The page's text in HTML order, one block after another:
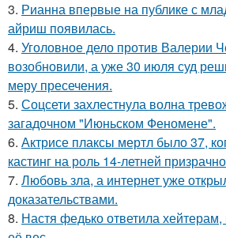
3. Рианна впервые на публике с
айриш появилась.
4. Уголовное дело против Валерии
возобновили, а уже 30 июля суд
меру пресечения.
5. Соцсети захлестнула волна
загадочном "Июньском Феномене".
6. Актрисе плаксы мертл было 37,
кастинг на роль 14-летней
7. Любовь зла, а интернет уже
доказательствами.
8. Настя федько ответила